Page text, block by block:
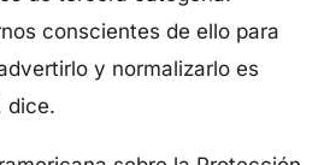
conscientes de ello para
y normalizarlo es
dice.